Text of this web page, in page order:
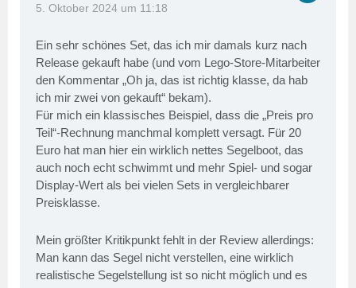
5. Oktober 2024 um 11:18
Ein sehr schönes Set, das ich mir damals kurz nach
Release gekauft habe (und vom Lego-Store-Mitarbeiter
den Kommentar „Oh ja, das ist richtig klasse, da hab
ich mir zwei von gekauft“ bekam).
Für mich ein klassisches Beispiel, dass die „Preis pro
Teil“-Rechnung manchmal komplett versagt. Für 20
Euro hat man hier ein wirklich nettes Segelboot, das
auch noch echt schwimmt und mehr Spiel- und sogar
Display-Wert als bei vielen Sets in vergleichbarer
Preisklasse.
Mein größter Kritikpunkt fehlt in der Review allerdings:
Man kann das Segel nicht verstellen, eine wirklich
realistische Segelstellung ist so nicht möglich und es